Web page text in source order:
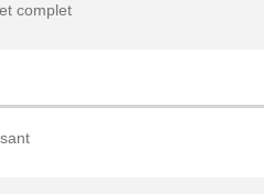
complet